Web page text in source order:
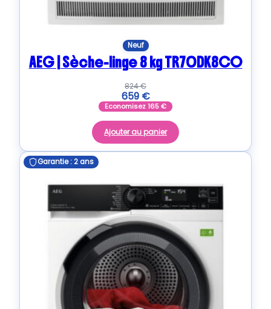
Neuf
AEG | Sèche-linge 8 kg TR70DK8CO
824€
659 €
Economisez165€
Ajouter au panier
Garantie : 2 ans